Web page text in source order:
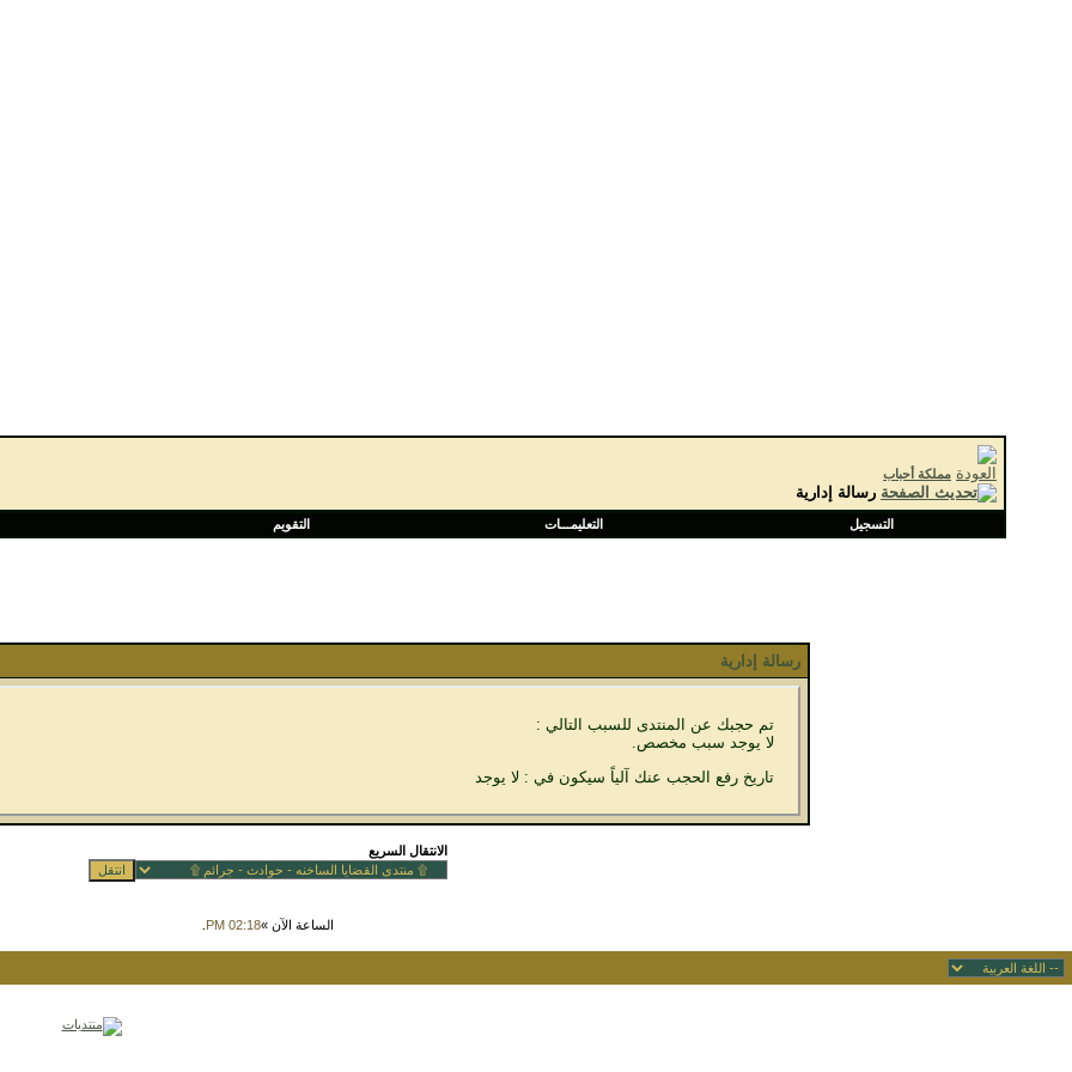
مملكة أحباب
رسالة إدارية
التسجيل التعليمـــات التقويم
رسالة إدارية
تم حجبك عن المنتدى للسبب التالي :
لا يوجد سبب مخصص.
تاريخ رفع الحجب عنك آلياً سيكون في : لا يوجد
الانتقال السريع
الساعة الآن »02:18 PM